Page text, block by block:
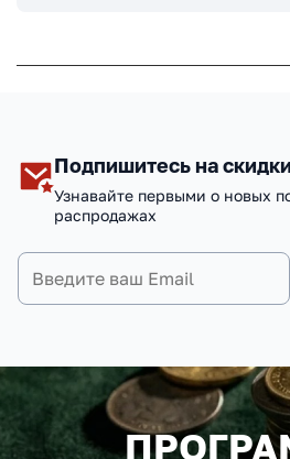
Подпишитесь на
Узнавайте первыми о новых
распродажах